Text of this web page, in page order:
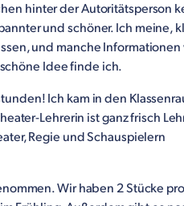
hinter der Autoritätsperson
und schöner. Ich meine,
und manche Informationen
Idee finde ich.
Ich kam in den
Lehrerin ist ganz frisch
Regie und Schauspielern
Wir haben 2 Stücke pro